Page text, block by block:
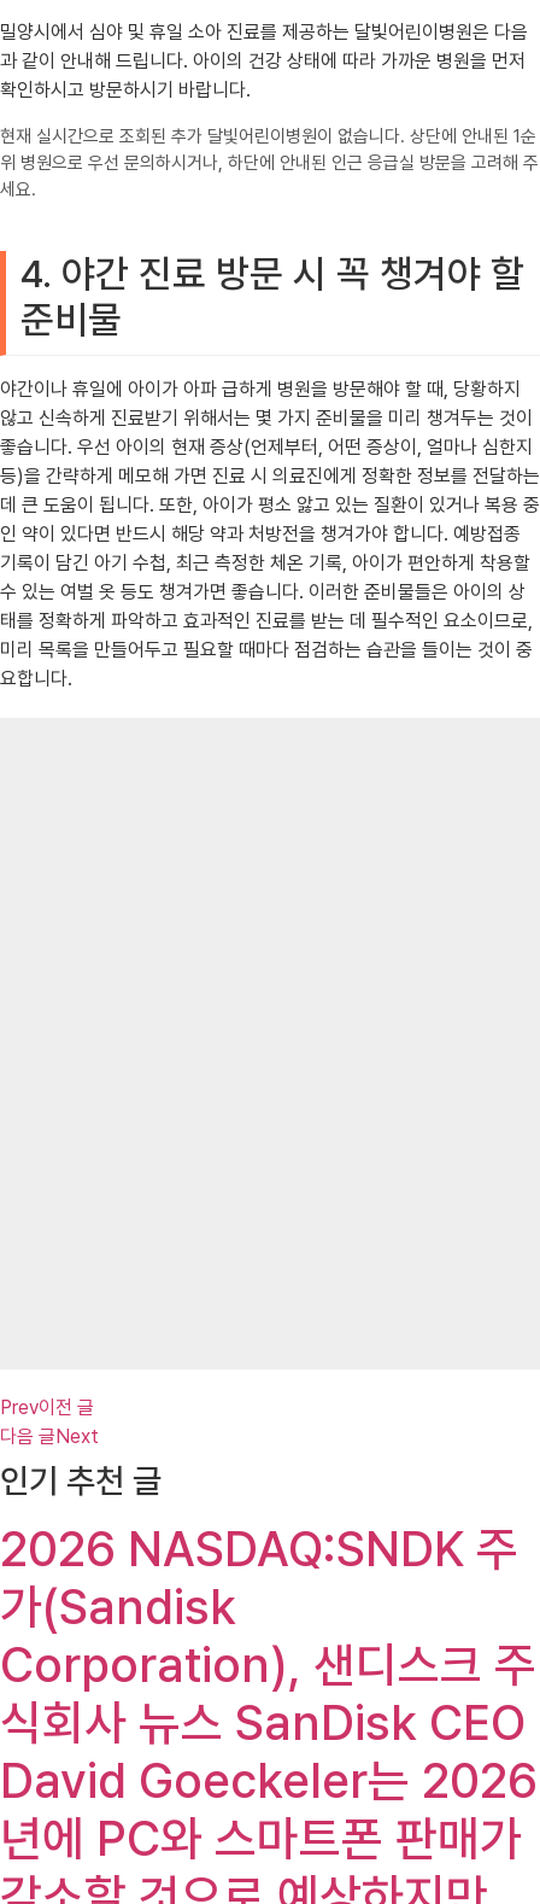
밀양시에서 심야 및 휴일 소아 진료를 제공하는 달빛어린이병원은 다음
과 같이 안내해 드립니다. 아이의 건강 상태에 따라 가까운 병원을 먼저
확인하시고 방문하시기 바랍니다.
현재 실시간으로 조회된 추가 달빛어린이병원이 없습니다. 상단에 안내된 1순
위 병원으로 우선 문의하시거나, 하단에 안내된 인근 응급실 방문을 고려해 주
세요.
4. 야간 진료 방문 시 꼭 챙겨야 할
준비물
야간이나 휴일에 아이가 아파 급하게 병원을 방문해야 할 때, 당황하지
않고 신속하게 진료받기 위해서는 몇 가지 준비물을 미리 챙겨두는 것이
좋습니다. 우선 아이의 현재 증상(언제부터, 어떤 증상이, 얼마나 심한지
등)을 간략하게 메모해 가면 진료 시 의료진에게 정확한 정보를 전달하는
데 큰 도움이 됩니다. 또한, 아이가 평소 앓고 있는 질환이 있거나 복용 중
인 약이 있다면 반드시 해당 약과 처방전을 챙겨가야 합니다. 예방접종
기록이 담긴 아기 수첩, 최근 측정한 체온 기록, 아이가 편안하게 착용할
수 있는 여벌 옷 등도 챙겨가면 좋습니다. 이러한 준비물들은 아이의 상
태를 정확하게 파악하고 효과적인 진료를 받는 데 필수적인 요소이므로,
미리 목록을 만들어두고 필요할 때마다 점검하는 습관을 들이는 것이 중
요합니다.
Prev이전 글
다음 글Next
인기 추천 글
2026 NASDAQ:SNDK 주
가(Sandisk
Corporation), 샌디스크 주
식회사 뉴스 SanDisk CEO
David Goeckeler는 2026
년에 PC와 스마트폰 판매가